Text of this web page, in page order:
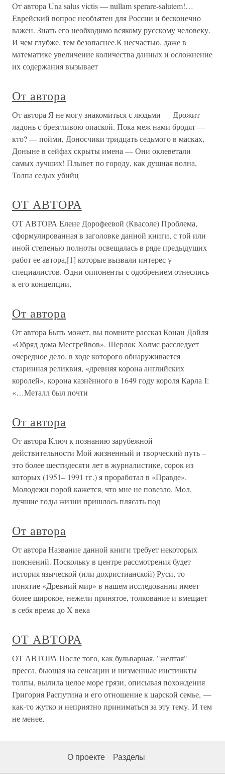
От автора Una salus victis — nullam sperare-salutem!…
Еврейский вопрос необъятен для России и бесконечно
важен. Знать его необходимо всякому русскому человеку.
И чем глубже, тем безопаснее.К несчастью, даже в
математике увеличение количества данных и осложнение
их содержания вызывает
От автора
От автора Я не могу знакомиться с людьми — Дрожит
ладонь с брезгливою опаской. Пока меж нами бродят —
кто? — пойми, Доносчики тридцать седьмого в масках,
Доныне в сейфах скрыты имена — Они оклеветали
самых лучших! Плывет по городу, как душная волна,
Толпа седых убийц
ОТ АВТОРА
ОТ АВТОРА Елене Дорофеевой (Квасоле) Проблема,
сформулированная в заголовке данной книги, с той или
иной степенью полноты освещалась в ряде предыдущих
работ ее автора,[1] которые вызвали интерес у
специалистов. Одни оппоненты с одобрением отнеслись
к его концепции,
От автора
От автора Быть может, вы помните рассказ Конан Дойля
«Обряд дома Месгрейвов». Шерлок Холмс расследует
очередное дело, в ходе которого обнаруживается
старинная реликвия, «древняя корона английских
королей», корона казнённого в 1649 году короля Карла I:
«…Металл был почти
От автора
От автора Ключ к познанию зарубежной
действительности Мой жизненный и творческий путь –
это более шестидесяти лет в журналистике, сорок из
которых (1951– 1991 гг.) я проработал в «Правде».
Молодежи порой кажется, что мне не повезло. Мол,
лучшие годы жизни пришлось плясать под
От автора
От автора Название данной книги требует некоторых
пояснений. Поскольку в центре рассмотрения будет
история языческой (или дохристианской) Руси, то
понятие «Древний мир» в нашем исследовании имеет
более широкое, нежели принятое, толкование и вмещает
в себя время до X века
ОТ АВТОРА
ОТ АВТОРА После того, как бульварная, "желтая"
пресса, бьющая на сенсации и низменные инстинкты
толпы, вылила целое море грязи, описывая похождения
Григория Распутина и его отношение к царской семье, —
как-то жутко и неприятно приниматься за эту тему. И тем
не менее,
О проекте Разделы